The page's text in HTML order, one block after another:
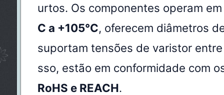
urtos. Os componentes operam
C a +105°C, oferecem diâmetros
suportam tensões de varistor
sso, estão em conformidade com
RoHS e REACH.